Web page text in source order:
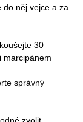
do něj vejce a za
30
marcipánem
správný